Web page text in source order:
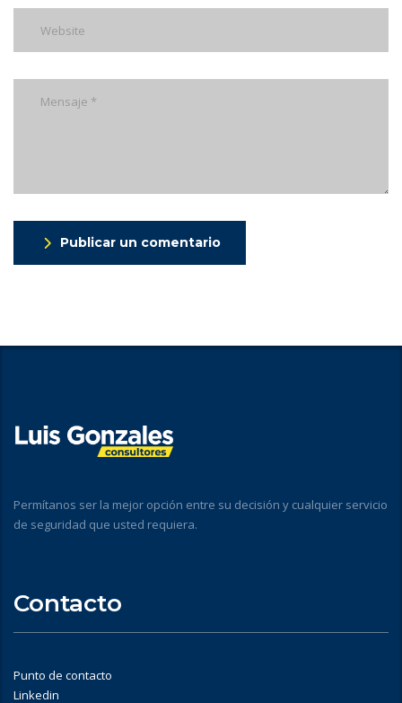
Publicar un comentario
Permítanos ser la mejor opción entre su decisión y cualquier servicio
de seguridad que usted requiera.
Contacto
Punto de contacto
Linkedin